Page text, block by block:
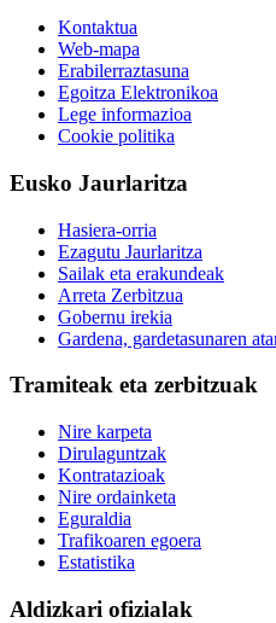
Kontaktua
Web-mapa
Erabilerraztasuna
Egoitza Elektronikoa
Lege informazioa
Cookie politika
Eusko Jaurlaritza
Hasiera-orria
Ezagutu Jaurlaritza
Sailak eta erakundeak
Arreta Zerbitzua
Gobernu irekia
Gardena, gardetasunaren
Tramiteak eta zerbitzuak
Nire karpeta
Dirulaguntzak
Kontratazioak
Nire ordainketa
Eguraldia
Trafikoaren egoera
Estatistika
Aldizkari ofizialak